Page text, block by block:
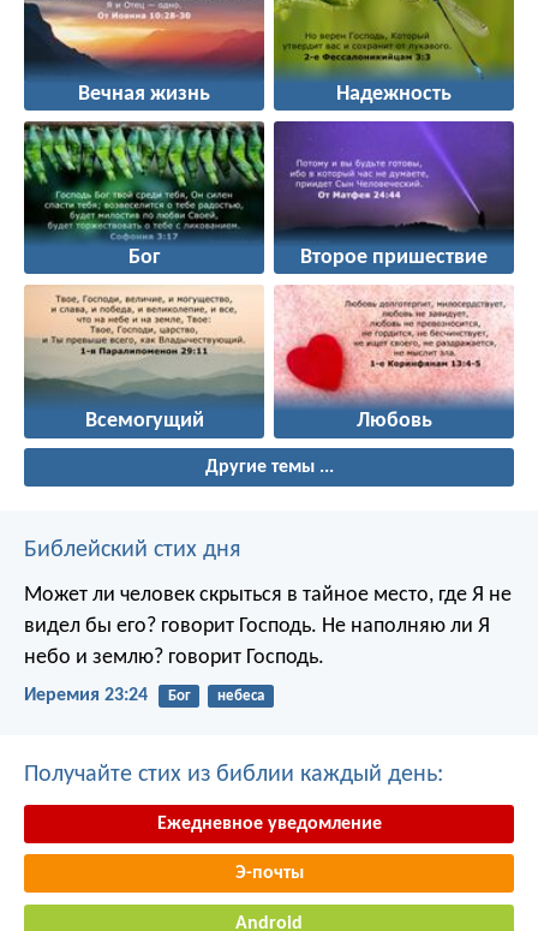
Вечная жизнь Надежность
Бог Второе пришествие
Всемогущий Любовь
Другие темы ...
Библейский стих дня
Может ли человек скрыться в тайное место, где Я не
видел бы его? говорит Господь. Не наполняю ли Я
небо и землю? говорит Господь.
Иеремия 23:24 Бог небеса
Получайте стих из библии каждый день:
Ежедневное уведомление
Э-почты
Android